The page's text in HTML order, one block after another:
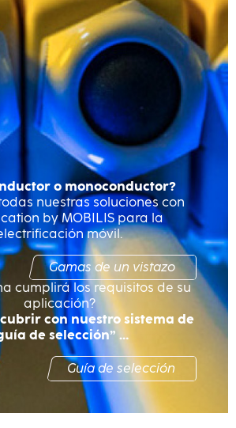
o monoconductor?
nuestras soluciones con
by MOBILIS para la
móvil.
Gamas de un vistazo
cumplirá los requisitos de su
aplicación?
con nuestro sistema de
de selección” …
Guía de selección